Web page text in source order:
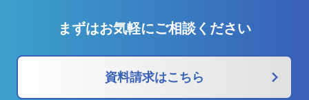
まずはお気軽にご相談ください
資料請求はこちら